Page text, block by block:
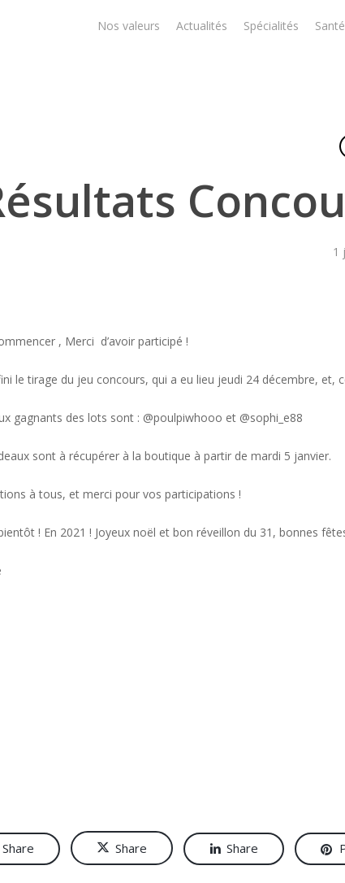
Nos valeurs
Actualités Spécialités
1
, Merci d’avoir participé !
le tirage du jeu concours, qui a eu lieu jeudi 24 décembre,
gagnants des lots sont : @poulpiwhooo et @sophi_e88
sont à récupérer à la boutique à partir de mardi 5 janvier.
à tous, et merci pour vos participations !
! En 2021 ! Joyeux noël et bon réveillon du 31, bonnes
Share Share Share